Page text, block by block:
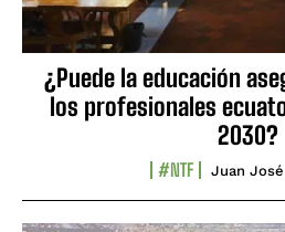
¿Puede la educación
los profesionales
2030?
#NTF Juan